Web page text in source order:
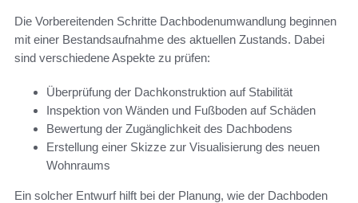
Die Vorbereitenden Schritte Dachbodenumwandlung beginnen
mit einer Bestandsaufnahme des aktuellen Zustands. Dabei
sind verschiedene Aspekte zu prüfen:
Überprüfung der Dachkonstruktion auf Stabilität
Inspektion von Wänden und Fußboden auf Schäden
Bewertung der Zugänglichkeit des Dachbodens
Erstellung einer Skizze zur Visualisierung des neuen
Wohnraums
Ein solcher Entwurf hilft bei der Planung, wie der Dachboden